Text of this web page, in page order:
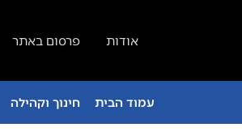
אודות פרסום באתר
עמוד הבית חינוך וקהילה